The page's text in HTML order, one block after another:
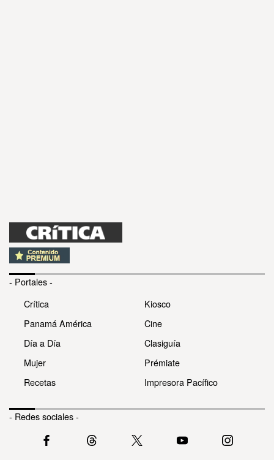
- Portales -
Crítica
Panamá América
Día a Día
Mujer
Recetas
Kiosco
Cine
Clasiguía
Prémiate
Impresora Pacífico
- Redes sociales -